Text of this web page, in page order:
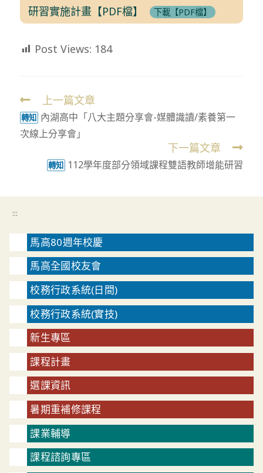
研習實施計畫【PDF檔】
下載【PDF檔】
Post Views: 184
Read
more
articles
上一篇文章
轉知 內湖高中「八大主題分享會-媒體識讀/素養第一
次線上分享會」
下一篇文章
轉知 112學年度部分領域課程雙語教師增能研習
:::
馬高80週年校慶
馬高全國校友會
校務行政系統(日間)
校務行政系統(實技)
新生專區
課程計畫
選課資訊
暑期重補修課程
課業輔導
課程諮詢專區